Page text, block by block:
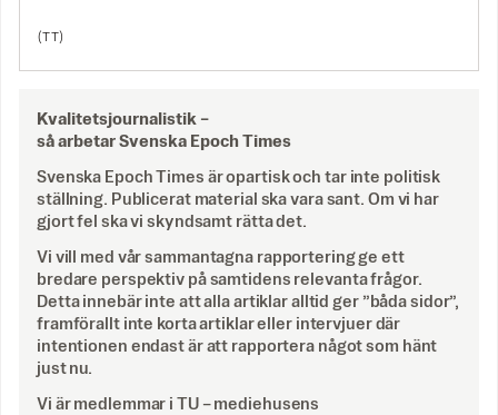
(TT)
Kvalitetsjournalistik –
så arbetar Svenska Epoch Times
Svenska Epoch Times är opartisk och tar inte politisk
ställning. Publicerat material ska vara sant. Om vi har
gjort fel ska vi skyndsamt rätta det.
Vi vill med vår sammantagna rapportering ge ett
bredare perspektiv på samtidens relevanta frågor.
Detta innebär inte att alla artiklar alltid ger ”båda sidor”,
framförallt inte korta artiklar eller intervjuer där
intentionen endast är att rapportera något som hänt
just nu.
Vi är medlemmar i TU – mediehusens